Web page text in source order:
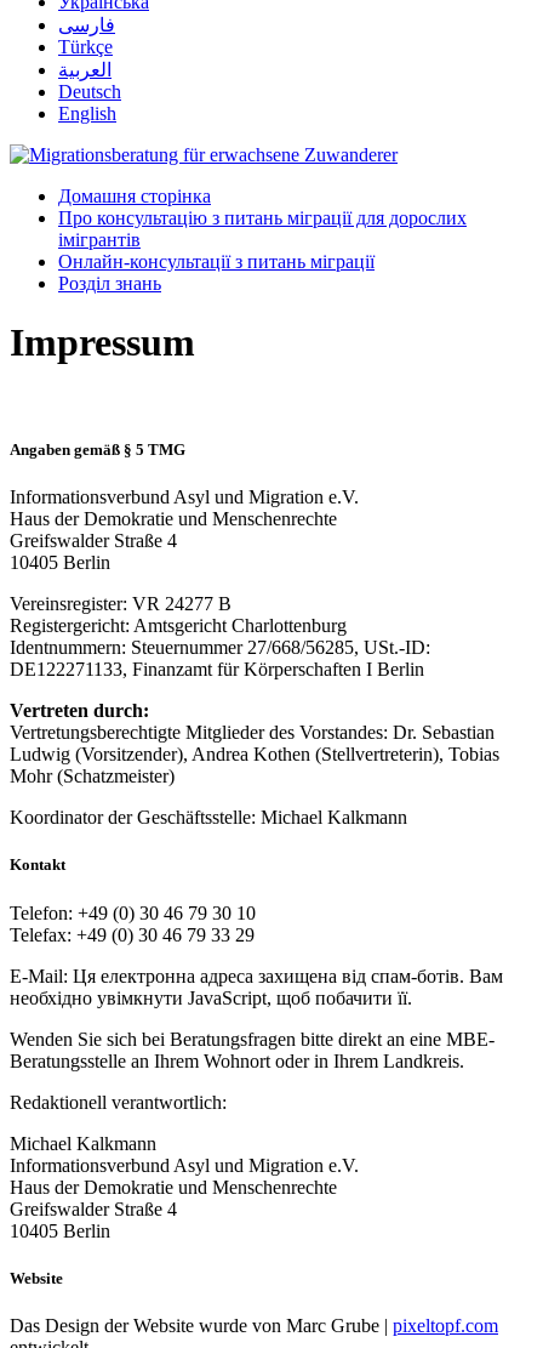
فارسی
Türkçe
العربية
Deutsch
English
Домашня сторінка
Про консультацію з питань міграції для дорослих
імігрантів
Онлайн-консультації з питань міграції
Розділ знань
Impressum
Angaben gemäß § 5 TMG
Informationsverbund Asyl und Migration e.V.
Haus der Demokratie und Menschenrechte
Greifswalder Straße 4
10405 Berlin
Vereinsregister: VR 24277 B
Registergericht: Amtsgericht Charlottenburg
Identnummern: Steuernummer 27/668/56285, USt.-ID:
DE122271133, Finanzamt für Körperschaften I Berlin
Vertreten durch:
Vertretungsberechtigte Mitglieder des Vorstandes: Dr. Sebastian
Ludwig (Vorsitzender), Andrea Kothen (Stellvertreterin), Tobias
Mohr (Schatzmeister)
Koordinator der Geschäftsstelle: Michael Kalkmann
Kontakt
Telefon: +49 (0) 30 46 79 30 10
Telefax: +49 (0) 30 46 79 33 29
E-Mail: Ця електронна адреса захищена від спам-ботів. Вам
необхідно увімкнути JavaScript, щоб побачити її.
Wenden Sie sich bei Beratungsfragen bitte direkt an eine MBE-
Beratungsstelle an Ihrem Wohnort oder in Ihrem Landkreis.
Redaktionell verantwortlich:
Michael Kalkmann
Informationsverbund Asyl und Migration e.V.
Haus der Demokratie und Menschenrechte
Greifswalder Straße 4
10405 Berlin
Website
Das Design der Website wurde von Marc Grube | pixeltopf.com